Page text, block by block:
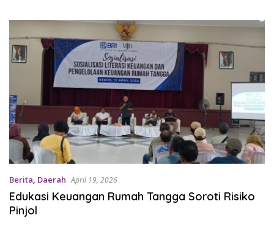
Berita, Daerah April 19, 2026
Edukasi Keuangan Rumah Tangga Soroti Risiko
Pinjol